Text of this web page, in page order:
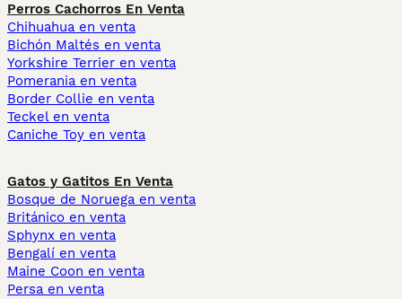
Perros Cachorros En Venta
Chihuahua en venta
Bichón Maltés en venta
Yorkshire Terrier en venta
Pomerania en venta
Border Collie en venta
Teckel en venta
Caniche Toy en venta
Gatos y Gatitos En Venta
Bosque de Noruega en venta
Británico en venta
Sphynx en venta
Bengalí en venta
Maine Coon en venta
Persa en venta